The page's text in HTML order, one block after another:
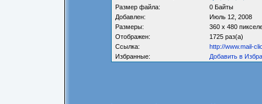
Размер файла:
0 Байты
Добавлен:
Июль 12, 2008
Размеры:
360 x 480
Отображен:
1725 раз(а)
Ссылка:
http://www.mail-
Избранные:
Добавить в